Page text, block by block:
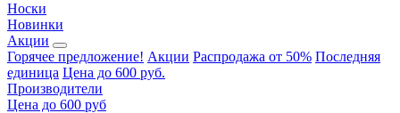
Носки
Новинки
Акции
Горячее предложение! Акции Распродажа от 50% Последняя
единица Цена до 600 руб.
Производители
Цена до 600 руб